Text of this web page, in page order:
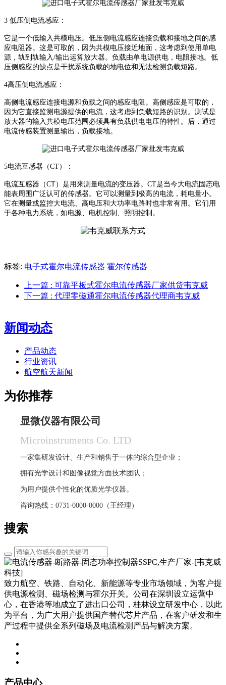
3 低压侧电流感应：
它是一个低输入共模电压。低压侧电流感应连接负载和接地之间的感
应电阻器。这是可取的，因为共模电压接近地面，这考虑到使用单电
源，轨到轨输入/输出运算放大器。负载由单电源供电，电阻接地。低
压侧感应的缺点是干扰系统负载的地电位和无法检测负载短路。
4高压侧电流感应：
高侧电流感应连接电源和负载之间的感应电阻。高侧感应是可取的，
因为它直接监测电源提供的电流，这考虑到负载短路的识别。测试是
放大器的输入共模电压范围必须具有负载供电电压的特性。后，通过
电流传感装置测量输出，负载接地。
5电流互感器（CT）：
电流互感器（CT）是用来测量电流的变压器。 CT是当今大电流固态电
能表周围广泛认可的传感器。它可以测量到极高的电流，耗电量小。
它在测量或监控大电流、高电压和大功率电路时也非常有用。它们用
于各种电力系统，如电源、电机控制、照明控制。
标签: 电子式霍尔电流传感器 霍尔传感器
上一篇 : 可靠平板式霍尔电流传感器厂家供货韦克威
下一篇 : 代理零磁通霍尔电流传感器代理商韦克威
新闻动态
产品动态
行业资讯
航空航天新闻
为你推荐
显微仪器有限公司
Microinstruments Co. LTD
一家集研发设计、生产和销售于一体的综合型企业；
拥有光学设计和图像视觉方面技术团队；
为用户提供个性化的优质光学仪器。
咨询热线：0731-0000-0000（王经理）
搜索
致力航空、铁路、自动化、新能源等专业市场领域，为客户提
供电源检测、磁场检测与霍尔开关。公司在深圳设立运营中
心，在香港等地成立了进出口公司，桂林设立研发中心，以此
为平台，为广大用户提供国产替代芯片产品，在客户研发和生
产过程中提供全系列磁场及电流检测产品与解决方案。
产品中心